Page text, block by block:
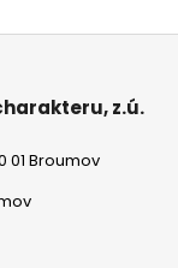
z.ú.
01 Broumov